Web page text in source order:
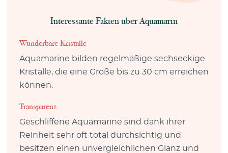
Interessante Fakten über Aquamarin
Wunderbare Kristalle
Aquamarine bilden regelmäßige sechseckige
Kristalle, die eine Größe bis zu 30 cm erreichen
können.
Transparenz
Geschliffene Aquamarine sind dank ihrer
Reinheit sehr oft total durchsichtig und
besitzen einen unvergleichlichen Glanz und